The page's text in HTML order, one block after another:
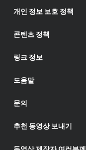
개인 정보 보호 정책
콘텐츠 정책
링크 정보
도움말
문의
추천 동영상 보내기